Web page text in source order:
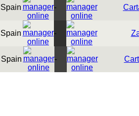
-
-
-